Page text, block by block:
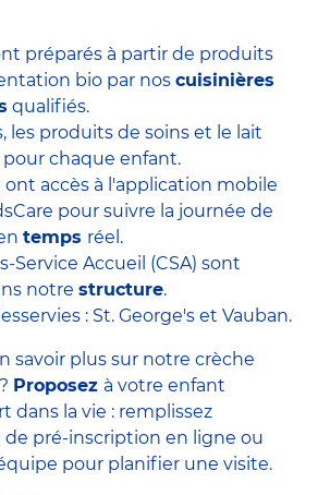
préparés à partir de produits
bio par nos cuisinières
qualifiés.
les produits de soins et le lait
chaque enfant.
ont accès à l'application mobile
pour suivre la journée de
temps réel.
Service Accueil (CSA) sont
notre structure.
: St. George's et Vauban.
savoir plus sur notre crèche
Proposez à votre enfant
dans la vie : remplissez
de pré-inscription en ligne ou
pour planifier une visite.